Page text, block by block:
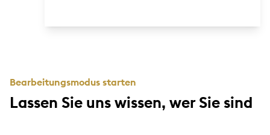
Bearbeitungsmodus starten
Lassen Sie uns wissen, wer Sie sind